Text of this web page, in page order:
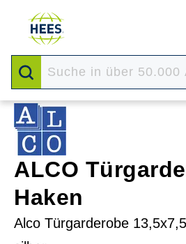
ALCO
Haken
Alco Türgarderobe